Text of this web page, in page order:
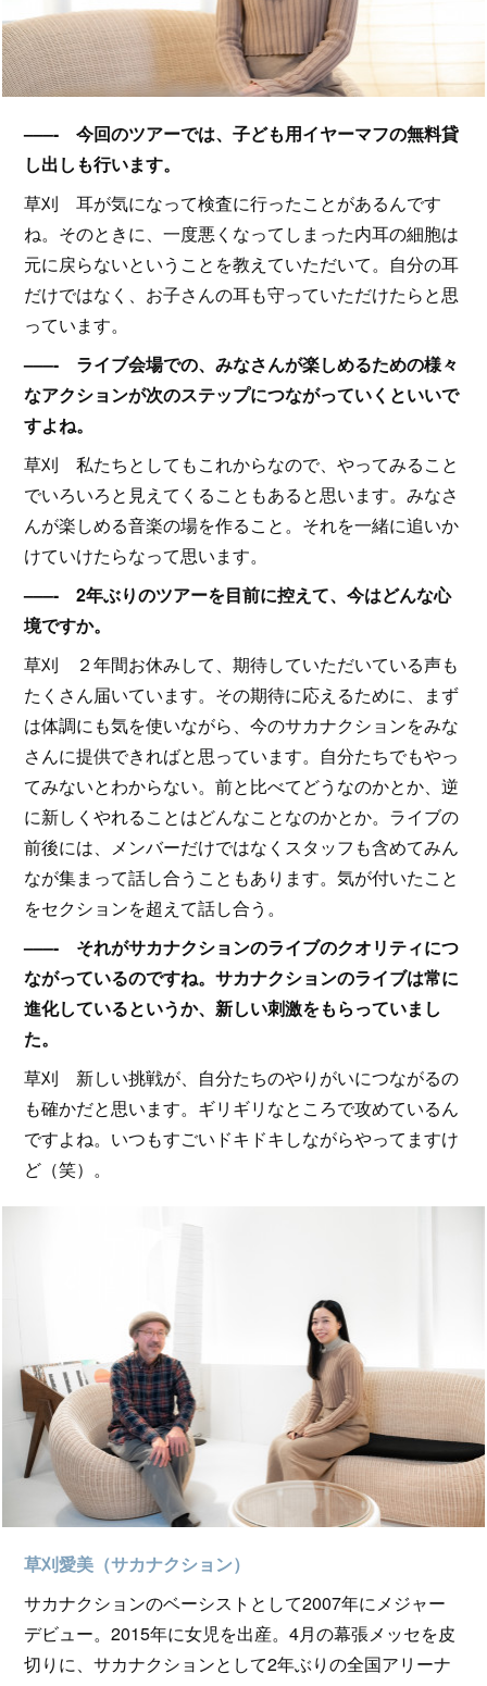
–––- 今回のツアーでは、子ども用イヤーマフの無料貸
し出しも行います。
草刈 耳が気になって検査に行ったことがあるんです
ね。そのときに、一度悪くなってしまった内耳の細胞は
元に戻らないということを教えていただいて。自分の耳
だけではなく、お子さんの耳も守っていただけたらと思
っています。
–––- ライブ会場での、みなさんが楽しめるための様々
なアクションが次のステップにつながっていくといいで
すよね。
草刈 私たちとしてもこれからなので、やってみること
でいろいろと見えてくることもあると思います。みなさ
んが楽しめる音楽の場を作ること。それを一緒に追いか
けていけたらなって思います。
–––- 2年ぶりのツアーを目前に控えて、今はどんな心
境ですか。
草刈 ２年間お休みして、期待していただいている声も
たくさん届いています。その期待に応えるために、まず
は体調にも気を使いながら、今のサカナクションをみな
さんに提供できればと思っています。自分たちでもやっ
てみないとわからない。前と比べてどうなのかとか、逆
に新しくやれることはどんなことなのかとか。ライブの
前後には、メンバーだけではなくスタッフも含めてみん
なが集まって話し合うこともあります。気が付いたこと
をセクションを超えて話し合う。
–––- それがサカナクションのライブのクオリティにつ
ながっているのですね。サカナクションのライブは常に
進化しているというか、新しい刺激をもらっていまし
た。
草刈 新しい挑戦が、自分たちのやりがいにつながるの
も確かだと思います。ギリギリなところで攻めているん
ですよね。いつもすごいドキドキしながらやってますけ
ど（笑）。
草刈愛美（サカナクション）
サカナクションのベーシストとして2007年にメジャー
デビュー。2015年に女児を出産。4月の幕張メッセを皮
切りに、サカナクションとして2年ぶりの全国アリーナ